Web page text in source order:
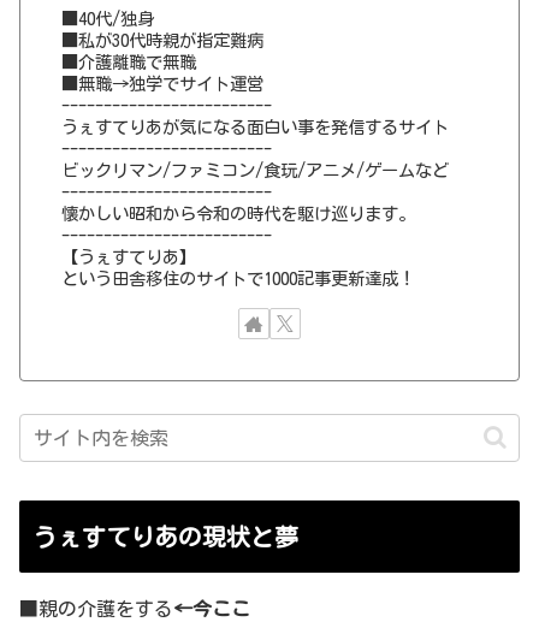
■40代/独身
■私が30代時親が指定難病
■介護離職で無職
■無職→独学でサイト運営
-------------------------
うぇすてりあが気になる面白い事を発信するサイト
-------------------------
ビックリマン/ファミコン/食玩/アニメ/ゲームなど
-------------------------
懐かしい昭和から令和の時代を駆け巡ります。
-------------------------
【うぇすてりあ】
という田舎移住のサイトで1000記事更新達成！
うぇすてりあの現状と夢
■親の介護をする←今ここ